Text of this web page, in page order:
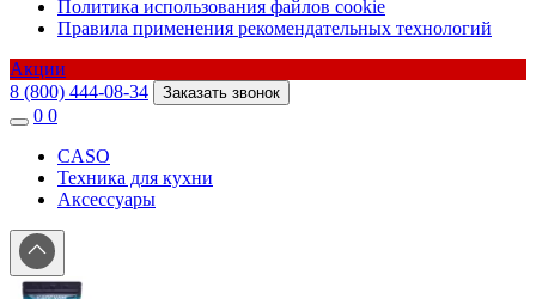
Политика использования файлов cookie
Правила применения рекомендательных технологий
Акции
8 (800) 444-08-34
Заказать звонок
0 0
CASO
Техника для кухни
Аксессуары